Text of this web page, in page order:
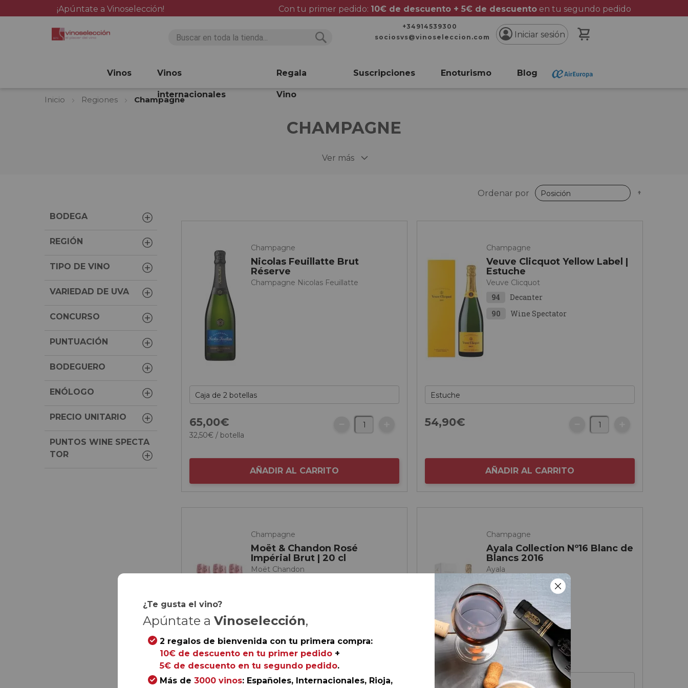
¡Apúntate a Vinoselección! Con tu primer pedido: 10€ de descuento + 5€ de descuentoen tu segundo pedido
+34914539300
sociosvs@vinoseleccion.com
Iniciar sesión
Vinos Vinos
internacionales
Regala
Vino
Suscripciones Enoturismo Blog
Inicio Regiones Champagne
CHAMPAGNE
Ver más
Ordenar por
Champagne
Nicolas Feuillatte Brut
Réserve
Champagne Nicolas Feuillatte
65,00€
32,50€ / botella
AÑADIR AL CARRITO
Champagne
Veuve Clicquot Yellow Label |
Estuche
Veuve Clicquot
94
Decanter
90
Wine Spectator
54,90€
AÑADIR AL CARRITO
Champagne
Moët & Chandon Rosé
Impérial Brut | 20 cl
Moët Chandon
Champagne
Ayala Collection Nº16 Blanc de
Blancs 2016
Ayala
93
James Suckling
93
Decanter
BODEGA
REGIÓN
TIPO DE VINO
VARIEDAD DE UVA
CONCURSO
PUNTUACIÓN
BODEGUERO
ENÓLOGO
PRECIO UNITARIO
PUNTOS WINE SPECTA
TOR
¿Te gusta el vino?
Apúntate a Vinoselección,
2 regalos de bienvenida con tu primera compra:
10€ de descuento en tu primer pedido+
5€ de descuento en tu segundo pedido.
Más de 3000 vinos: Españoles, Internacionales, Rioja,